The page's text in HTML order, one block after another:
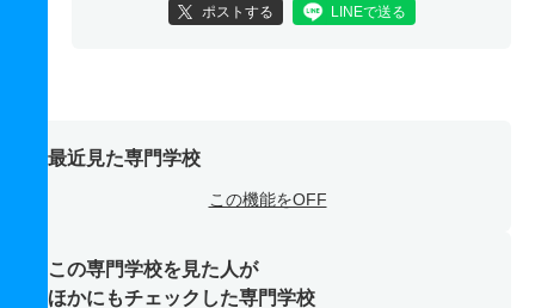
ポストする LINEで送る
最近見た専門学校
この機能をOFF
この専門学校を見た人が
ほかにもチェックした専門学校